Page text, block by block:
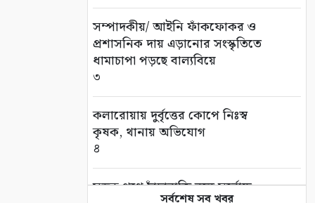
সম্পাদকীয়/ আইনি ফাঁকফোকর ও
প্রশাসনিক দায় এড়ানোর সংস্কৃতিতে
ধামাচাপা পড়ছে বাল্যবিয়ে
৩
কলারোয়ায় দুর্বৃত্তের কোপে নিঃস্ব
কৃষক, থানায় অভিযোগ
৪
সড়ক পথে চাঁদাবাজি বন্ধে সর্বোচ্চ
সর্বশেষ সব খবর